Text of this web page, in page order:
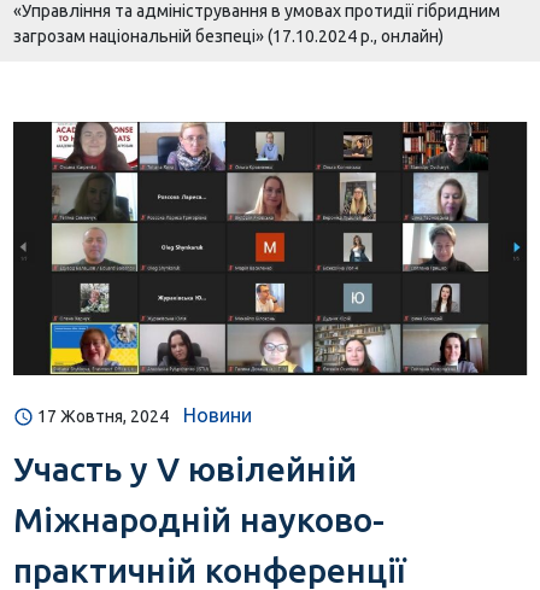
«Управління та адміністрування в умовах протидії гібридним
загрозам національній безпеці» (17.10.2024 р., онлайн)
17 Жовтня, 2024 Новини
Участь у V ювілейній
Міжнародній науково-
практичній конференції